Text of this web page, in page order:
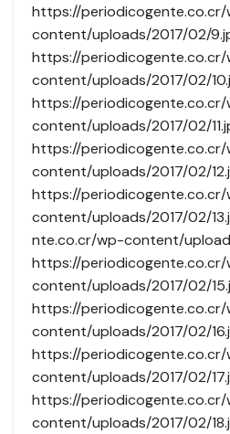
https://
content/uploads/2017/02/
https://
content/uploads/2017/02/
https://
content/uploads/2017/02/
https://
content/uploads/2017/02/
https://
content/uploads/2017/02/
nte.co.cr/wp-content/
https://
content/uploads/2017/02/
https://
content/uploads/2017/02/
https://
content/uploads/2017/02/
https://
content/uploads/2017/02/